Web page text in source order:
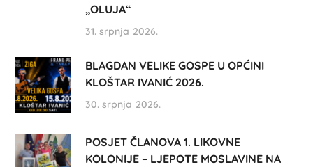
„OLUJA“
31. srpnja 2026.
BLAGDAN VELIKE GOSPE U OPĆINI
KLOŠTAR IVANIĆ 2026.
30. srpnja 2026.
POSJET ČLANOVA 1. LIKOVNE
KOLONIJE – LJEPOTE MOSLAVINE NA